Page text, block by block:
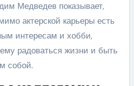
Медведев показывает,
актерской карьеры есть
интересам и хобби,
радоваться жизни и быть
собой.